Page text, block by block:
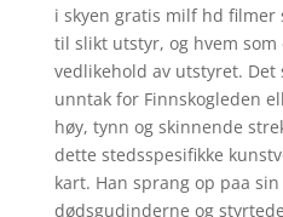
i skyen gratis milf hd
til slikt utstyr, og hvem
vedlikehold av utstyret.
unntak for Finnskogleden
høy, tynn og skinnende
dette stedsspesifikke
kart. Han sprang op paa
dødsgudinderne og